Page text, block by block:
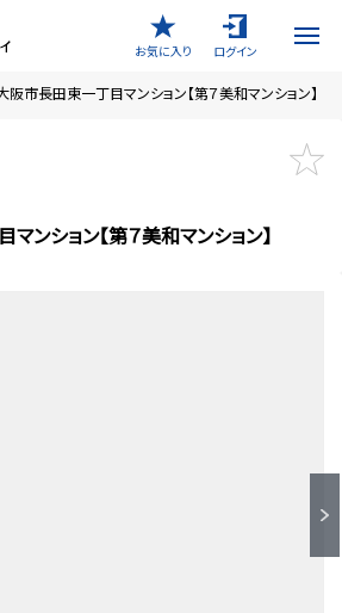
お気に入り
ログイン
阪市長田東一丁目マンション【第７美和マンション】
ンション【第７美和マンション】